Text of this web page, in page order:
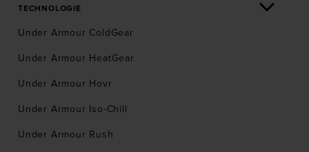
TECHNOLOGIE
Under Armour ColdGear
Under Armour HeatGear
Under Armour Hovr
Under Armour Iso-Chill
Under Armour Rush